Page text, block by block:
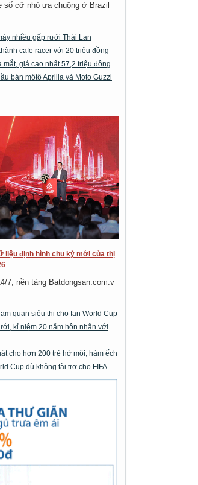
số cỡ nhỏ ưa chuộng ở Brazil
nhiều gấp rưỡi Thái Lan
cafe racer với 20 triệu đồng
mắt, giá cao nhất 57,2 triệu đồng
bán môtô Aprilia và Moto Guzzi
liệu định hình chu kỳ mới của thị
7, nền tảng Batdongsan.com.v
quan siêu thị cho fan World Cup
kỉ niệm 20 năm hôn nhân với
cho hơn 200 trẻ hở môi, hàm ếch
Cup dù không tài trợ cho FIFA